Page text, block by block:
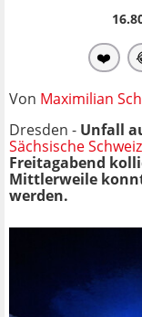
❤️
Von Maximilian
Dresden - Unfall
Sächsische
Freitagabend
Mittlerweile
werden.